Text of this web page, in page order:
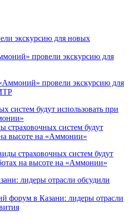
провели экскурсию для
провели экскурсию для
страховочных систем будут
высоте на «Аммонии»
страховочных систем будут
на высоте на «Аммонии»
форум в Казани: лидеры отрасли